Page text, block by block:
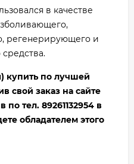
в качестве
регенерирующего и
купить по лучшей
свой заказ на сайте
тел. 89261132954 в
обладателем этого